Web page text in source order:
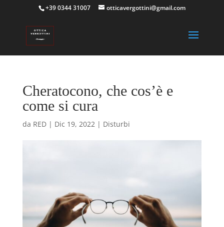
+39 0344 31007 otticavergottini@gmail.com
Cheratocono, che cos’è e
come si cura
da RED| Dic 19, 2022| Disturbi